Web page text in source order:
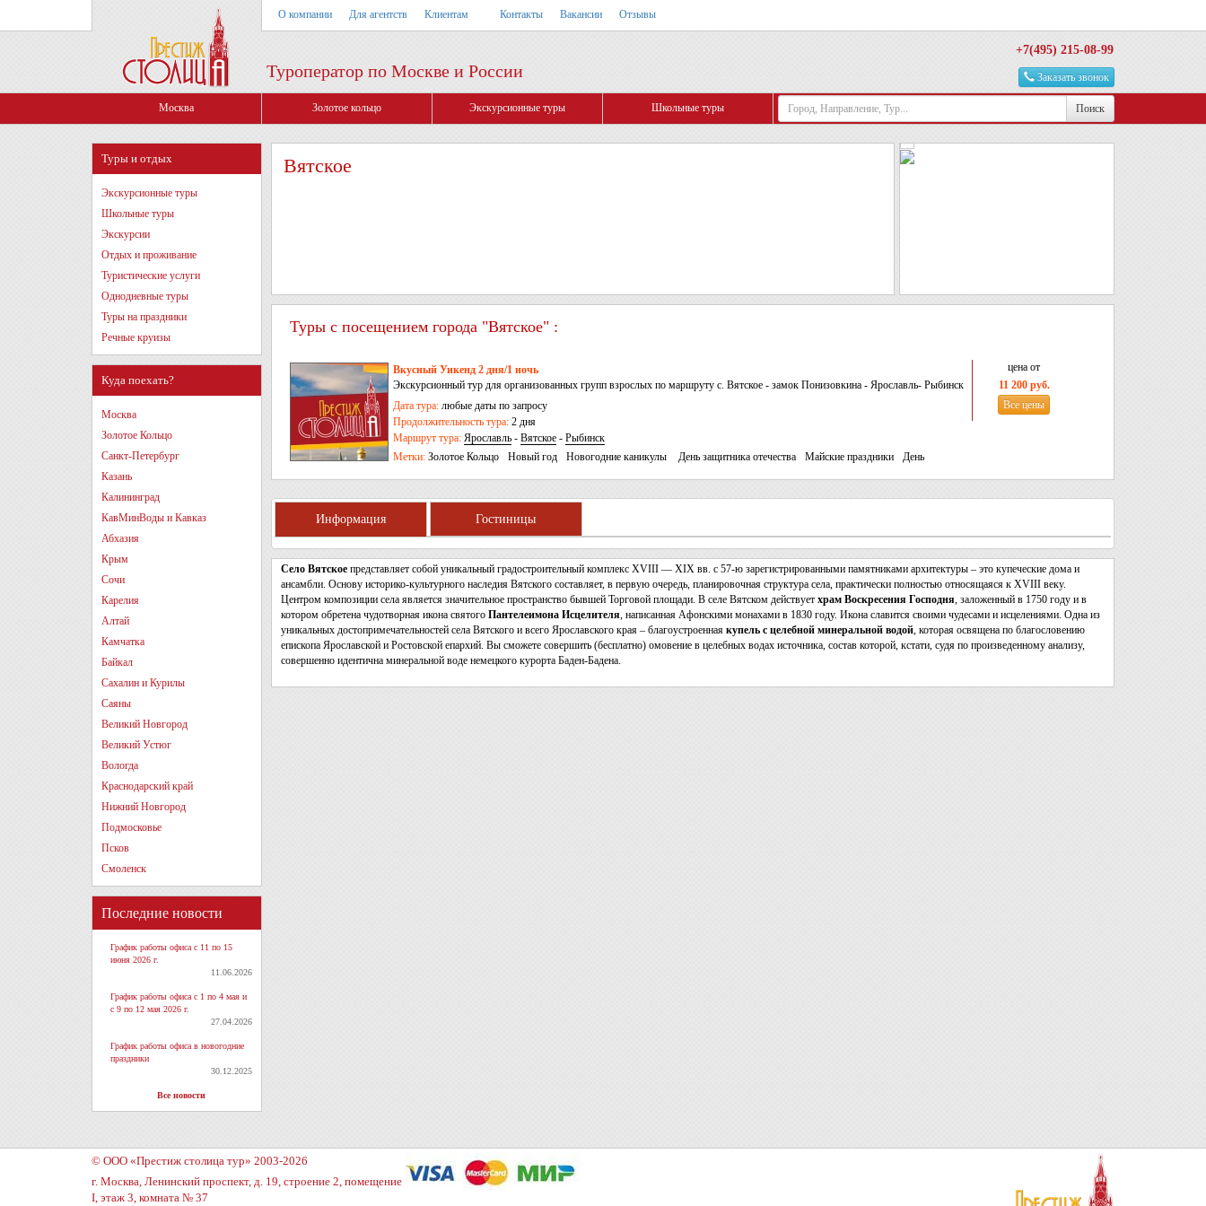
О компании Для агентств Клиентам Контакты Вакансии Отзывы
Туроператор по Москве и России
+7(495) 215-08-99
Заказать звонок
Москва Золотое кольцо Экскурсионные туры Школьные туры Поиск
Туры и отдых
Экскурсионные туры
Школьные туры
Экскурсии
Отдых и проживание
Туристические услуги
Однодневные туры
Туры на праздники
Речные круизы
Куда поехать?
Москва
Золотое Кольцо
Санкт-Петербург
Казань
Калининград
КавМинВоды и Кавказ
Абхазия
Крым
Сочи
Карелия
Алтай
Камчатка
Байкал
Сахалин и Курилы
Саяны
Великий Новгород
Великий Устюг
Вологда
Краснодарский край
Нижний Новгород
Подмосковье
Псков
Смоленск
Последние новости
График работы офиса с 11 по 15
июня 2026 г.
11.06.2026
График работы офиса с 1 по 4 мая и
с 9 по 12 мая 2026 г.
27.04.2026
График работы офиса в новогодние
праздники
30.12.2025
Все новости
Вятское
Туры с посещением города "Вятское" :
Вкусный Уикенд 2 дня/1 ночь
Экскурсионный тур для организованных групп взрослых по маршруту с. Вятское - замок Понизовкина - Ярославль- Рыбинск
Дата тура: любые даты по запросу
Продолжительность тура: 2 дня
Маршрут тура: Ярославль - Вятское - Рыбинск
Метки: Золотое Кольцо Новый год Новогодние каникулы День защитника отечества Майские праздники
День
цена от
11 200 руб.
Все цены
Информация Гостиницы
Село Вятское представляет собой уникальный градостроительный комплекс XVIII — XIX вв. с 57-ю зарегистрированными памятниками архитектуры – это купеческие дома и
ансамбли. Основу историко-культурного наследия Вятского составляет, в первую очередь, планировочная структура села, практически полностью относящаяся к XVIII веку.
Центром композиции села является значительное пространство бывшей Торговой площади. В селе Вятском действует храм Воскресения Господня, заложенный в 1750 году и в
котором обретена чудотворная икона святого Пантелеимона Исцелителя, написанная Афонскими монахами в 1830 году. Икона славится своими чудесами и исцелениями. Одна из
уникальных достопримечательностей села Вятского и всего Ярославского края – благоустроенная купель с целебной минеральной водой, которая освящена по благословению
епископа Ярославской и Ростовской епархий. Вы сможете совершить (бесплатно) омовение в целебных водах источника, состав которой, кстати, судя по произведенному анализу,
совершенно идентична минеральной воде немецкого курорта Баден-Бадена.
© ООО «Престиж столица тур» 2003-2026
г. Москва, Ленинский проспект, д. 19, строение 2, помещение
I, этаж 3, комната № 37